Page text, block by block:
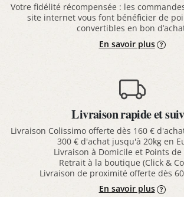
Votre fidélité récompensée : les
site internet vous font bénéficier de
convertibles en bon
En savoir plus
Livraison rapide et
Livraison Colissimo offerte dès 160 €
300 € d'achat jusqu'à 20kg en
Livraison à Domicile et Points
Retrait à la boutique (Click &
Livraison de proximité offerte dès
En savoir plus